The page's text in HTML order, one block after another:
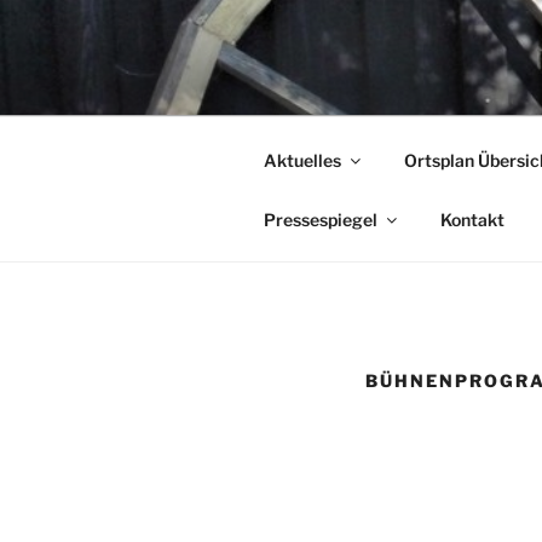
…Land in Sicht!
Aktuelles Ortsplan
Pressespiegel Kontakt